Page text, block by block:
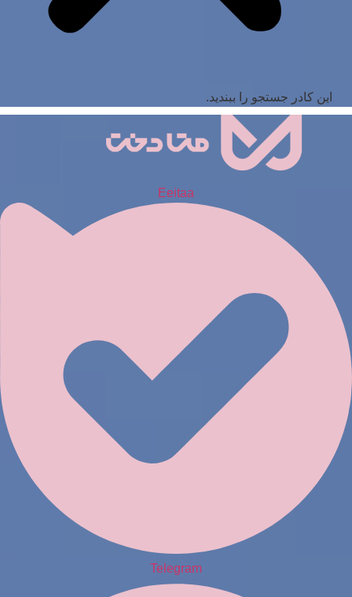
این کادر جستجو را ببندید.
Eeitaa
Telegram